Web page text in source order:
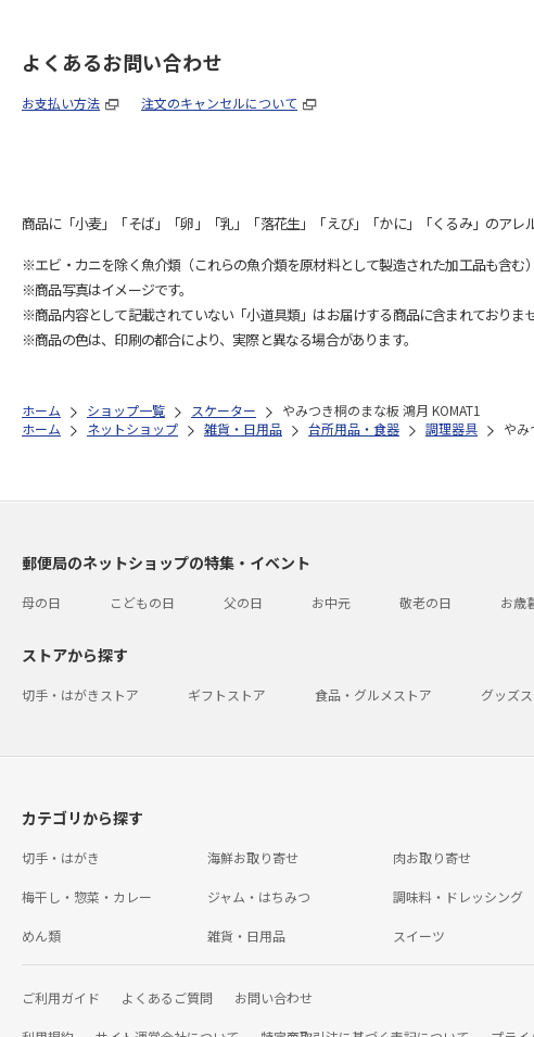
よくあるお問い合わせ
お支払い方法 注文のキャンセルについて
商品に「小麦」「そば」「卵」「乳」「落花生」「えび」「かに」「くるみ」のアレ
※エビ・カニを除く魚介類（これらの魚介類を原材料として製造された加工品も含む
※商品写真はイメージです。
※商品内容として記載されていない「小道具類」はお届けする商品に含まれておりませ
※商品の色は、印刷の都合により、実際と異なる場合があります。
ホーム ショップ一覧 スケーター
やみつき桐のまな板 鴻月 KOMAT1
ホーム
ネットショップ 雑貨・日用品 台所用品・食器 調理器具 やみ
郵便局のネットショップの特集・イベント
母の日 こどもの日 父の日 お中元 敬老の日 お歳
ストアから探す
切手・はがきストア ギフトストア 食品・グルメストア グッズ
カテゴリから探す
切手・はがき 海鮮お取り寄せ 肉お取り寄せ
梅干し・惣菜・カレー ジャム・はちみつ 調味料・ドレッシング
めん類 雑貨・日用品 スイーツ
ご利用ガイド よくあるご質問 お問い合わせ